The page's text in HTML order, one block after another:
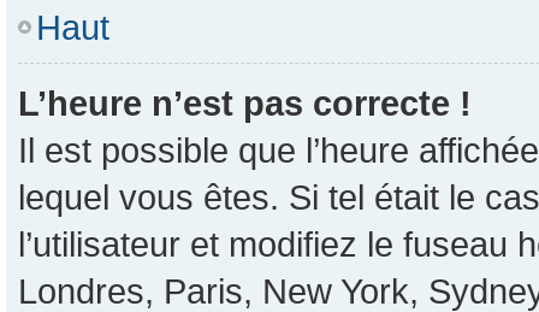
Haut
L’heure n’est pas correcte !
Il est possible que l’heure
lequel vous êtes. Si tel était le
l’utilisateur et modifiez le fuseau
Londres, Paris, New York,